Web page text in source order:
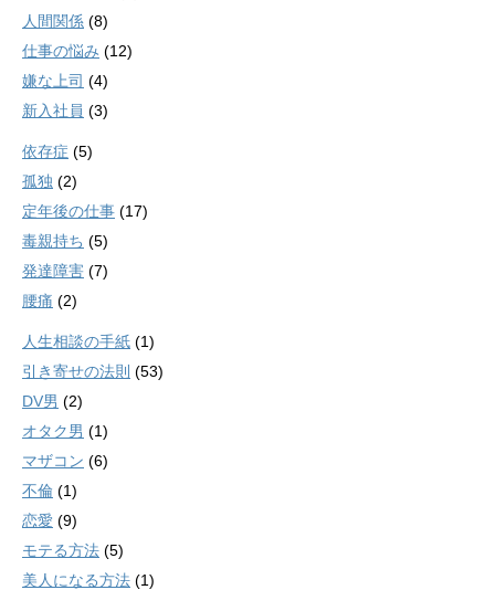
人間関係 (8)
仕事の悩み (12)
嫌な上司 (4)
新入社員 (3)
依存症 (5)
孤独 (2)
定年後の仕事 (17)
毒親持ち (5)
発達障害 (7)
腰痛 (2)
人生相談の手紙 (1)
引き寄せの法則 (53)
DV男 (2)
オタク男 (1)
マザコン (6)
不倫 (1)
恋愛 (9)
モテる方法 (5)
美人になる方法 (1)